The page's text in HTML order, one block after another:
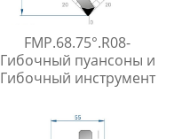
FMP.68.75°.R08-
Гибочный пуансоны и
Гибочный инструмент